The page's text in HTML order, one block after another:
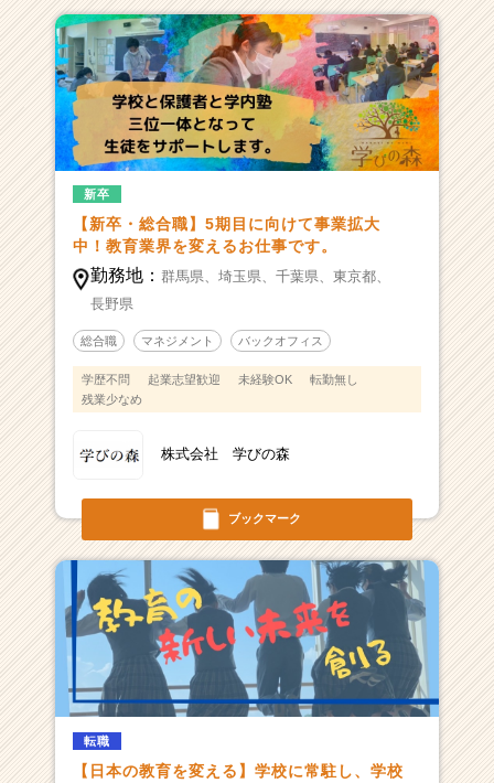
ブックマーク
新卒
【新卒・総合職】5期目に向けて事業拡大
中！教育業界を変えるお仕事です。
勤務地： 群馬県、 埼玉県、 千葉県、 東京都、
長野県
総合職 マネジメント バックオフィス
学歴不問 起業志望歓迎 未経験OK
転勤無し
残業少なめ
株式会社 学びの森
転職
【日本の教育を変える】学校に常駐し、学校